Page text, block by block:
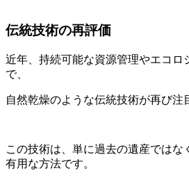
伝統技術の再評価
近年、持続可能な資源管理やエコロ
で、
自然乾燥のような伝統技術が再び注
この技術は、単に過去の遺産ではな
有用な方法です。